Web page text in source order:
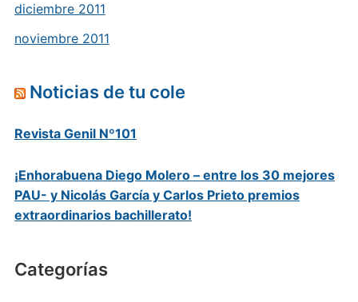
diciembre 2011
noviembre 2011
Noticias de tu cole
Revista Genil Nº101
¡Enhorabuena Diego Molero – entre los 30 mejores
PAU- y Nicolás García y Carlos Prieto premios
extraordinarios bachillerato!
Categorías